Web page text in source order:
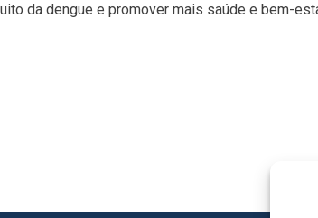
da dengue e promover mais saúde e bem-